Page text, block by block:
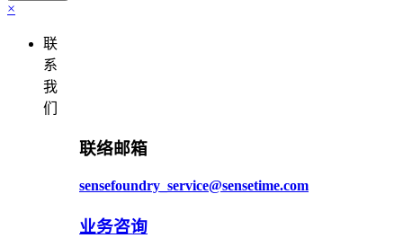
×
联
系
我
们
联络邮箱
sensefoundry_service@sensetime.com
业务咨询